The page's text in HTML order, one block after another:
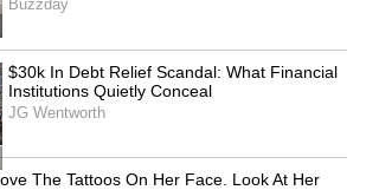
ರೂಪವನ್ನು ನೀಡಿದ್ದು, ನವೀನ ಮಾದರಿಯ
ಮತ್ತು ಹೊಸ ತಂತ್ರಜ್ಞಾನವನ್ನು
ವಿನ್ಯಾಸಗೊಳಿಸಿದೆ.